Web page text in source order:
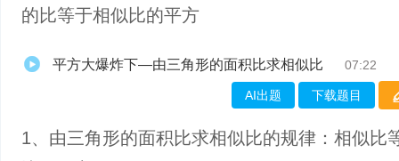
的比等于相似比的平方
平方大爆炸下—由三角形的面积比求相似比 07:22
AI出题 下载题目
1、由三角形的面积比求相似比的规律：相似比